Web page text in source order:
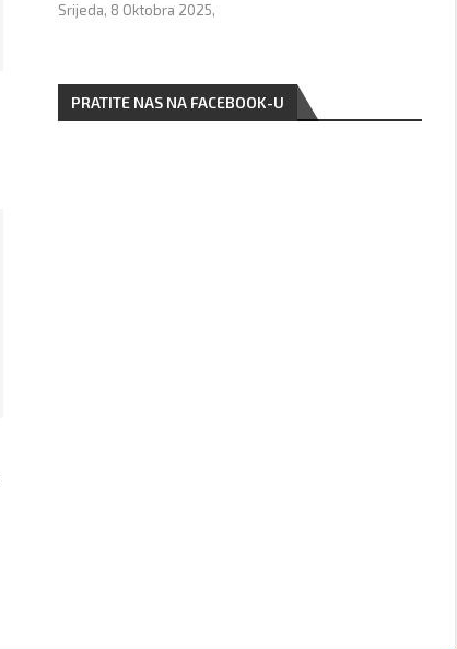
Srijeda, 8 Oktobra 2025,
PRATITE NAS NA FACEBOOK-U